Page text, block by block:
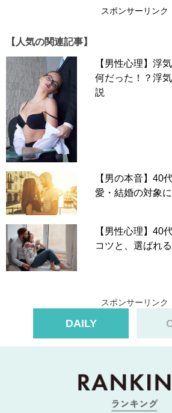
スポンサーリンク
【人気の関連記事】
【男性心理】浮
何だった！？浮
説
【男の本音】40
愛・結婚の対象
【男性心理】40
コツと、選ばれ
スポンサーリンク
DAILY